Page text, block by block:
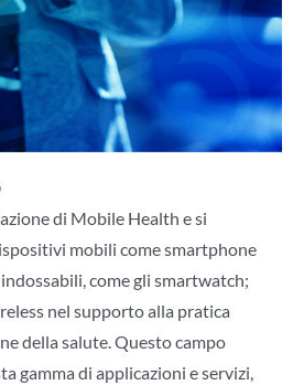
di Mobile Health e si
mobili come smartphone
come gli smartwatch;
nel supporto alla pratica
della salute. Questo campo
gamma di applicazioni e servizi,